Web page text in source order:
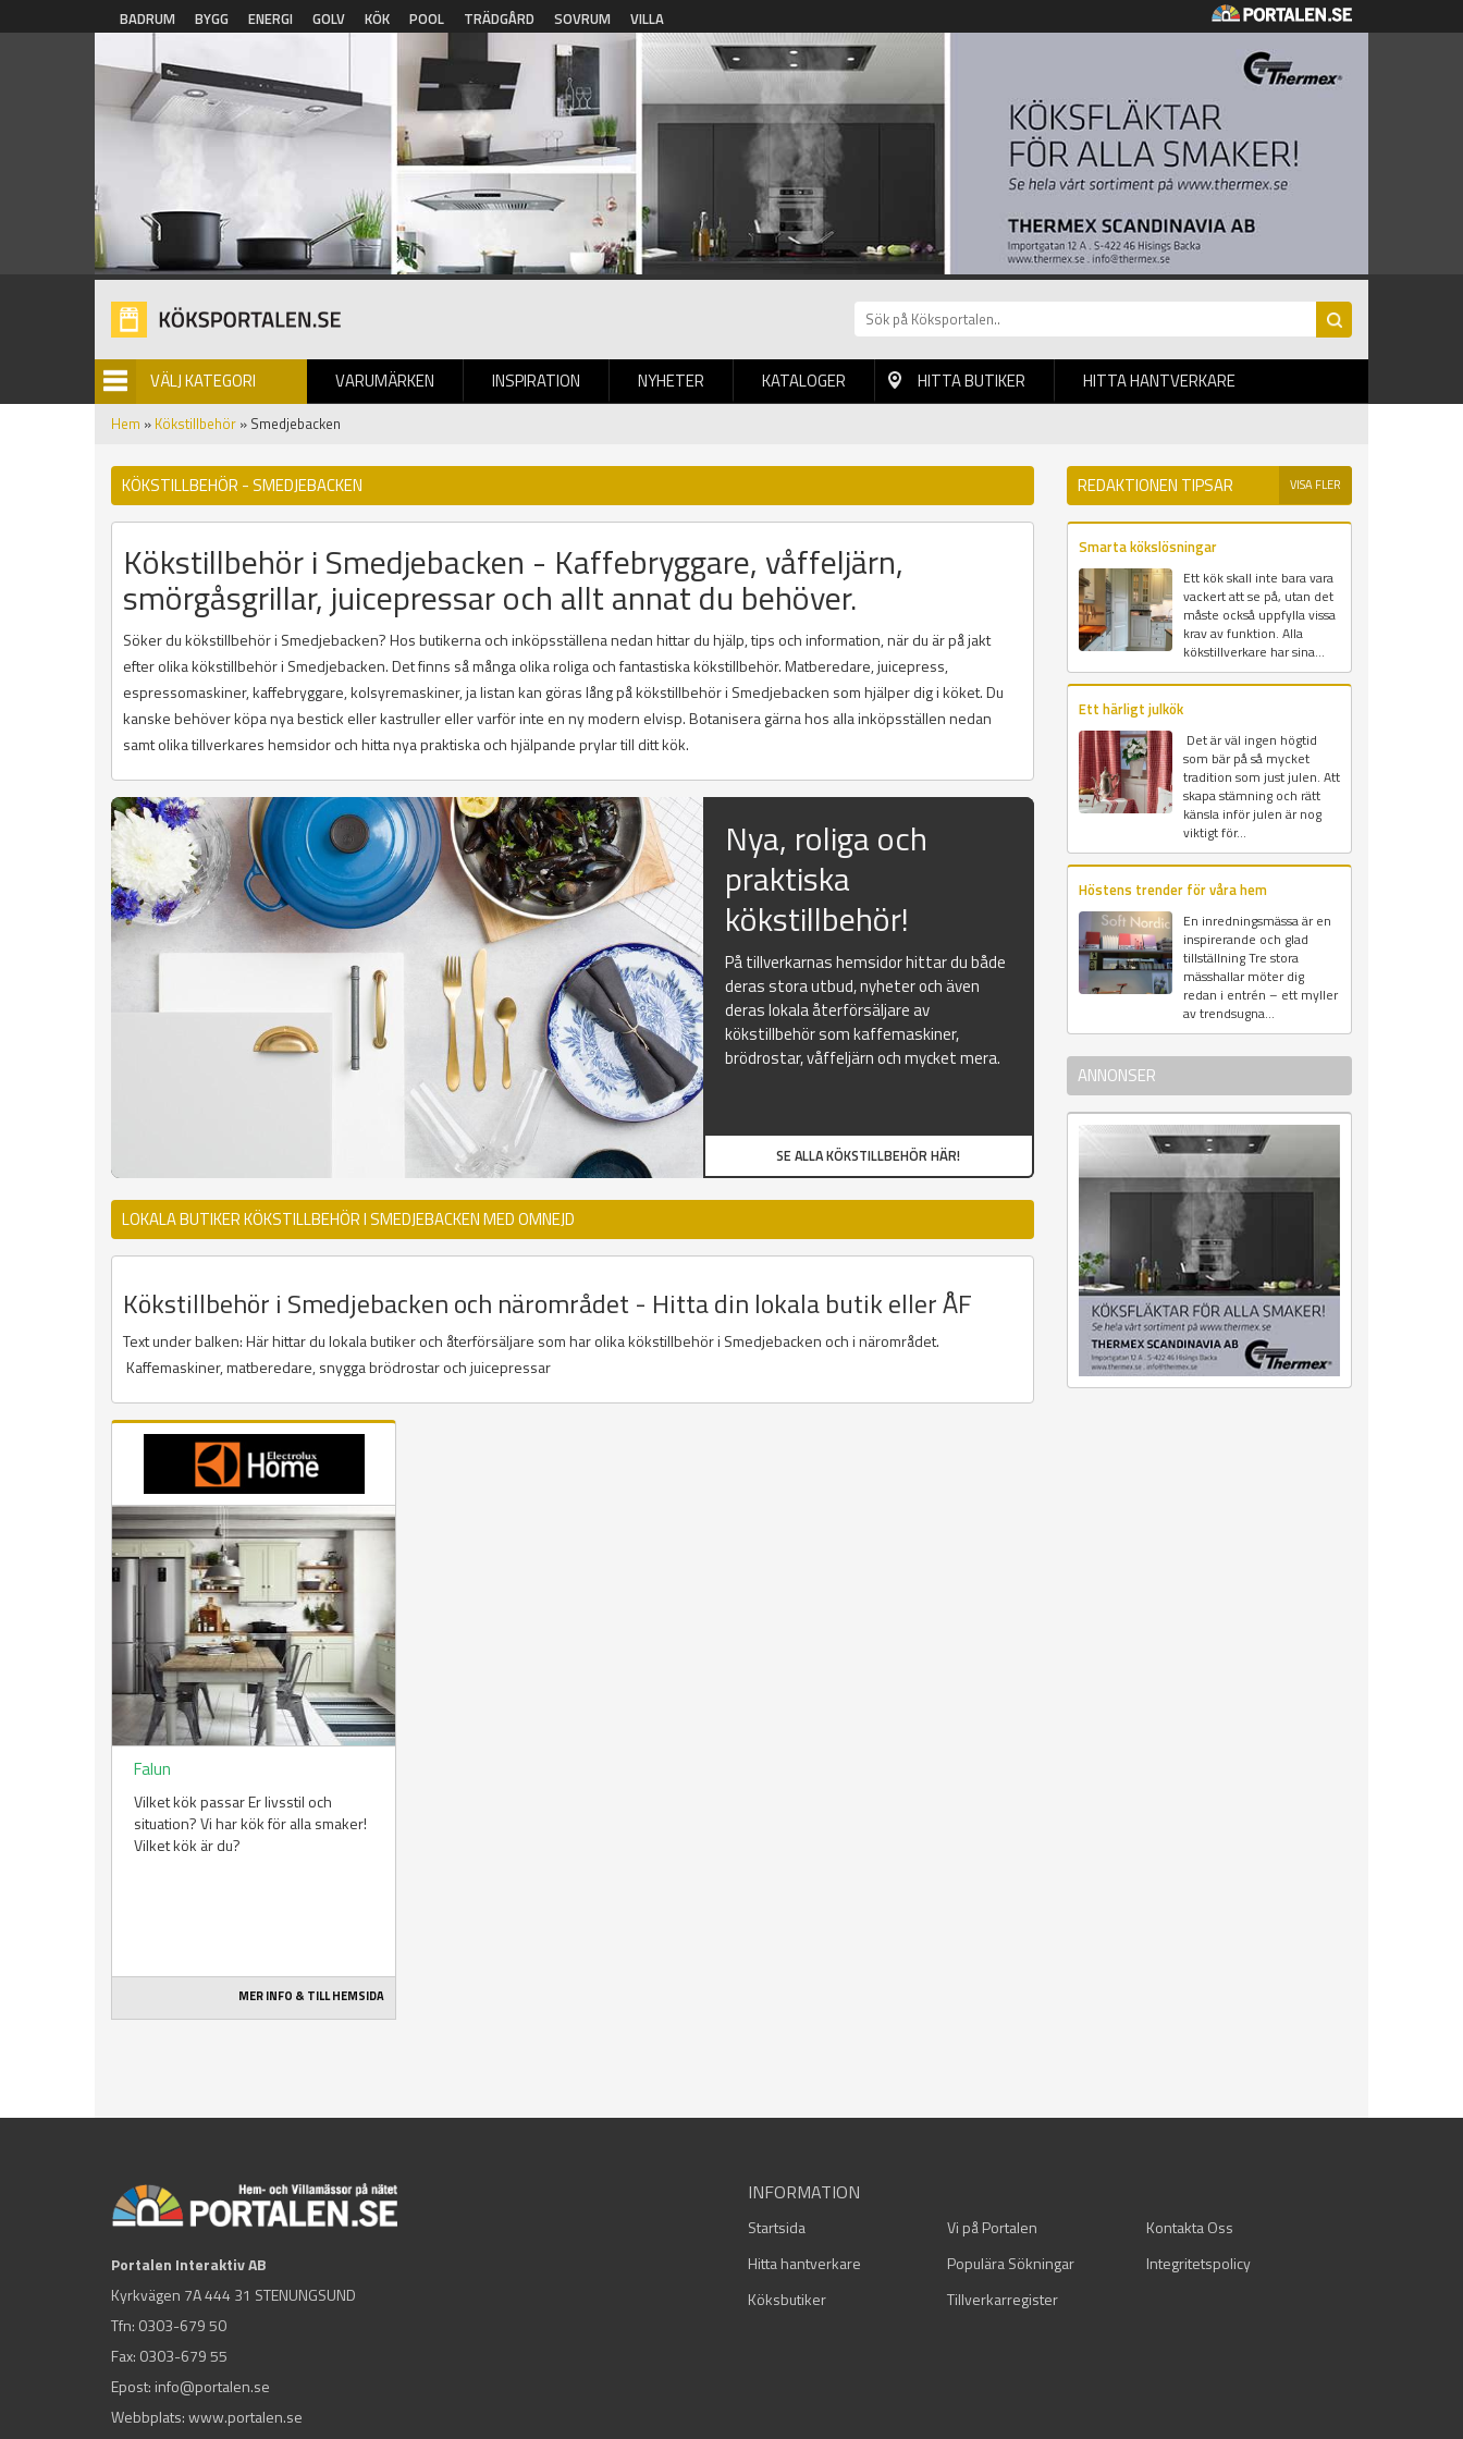
Hoppa till huvudinnehåll
BADRUM BYGG ENERGI GOLV KÖK POOL TRÄDGÅRD SOVRUM VILLA
VÄLJ KATEGORI VARUMÄRKEN INSPIRATION NYHETER
BILDGALLERI KATALOGER HITTA BUTIKER HITTA HANTVERKARE
Hem » Kökstillbehör » Smedjebacken
KÖKSTILLBEHÖR - SMEDJEBACKEN
Kökstillbehör i Smedjebacken - Kaffebryggare, våffeljärn,
smörgåsgrillar, juicepressar och allt annat du behöver.
Söker du kökstillbehör i Smedjebacken? Hos butikerna och inköpsställena nedan hittar du hjälp, tips och information, när du är på jakt
efter olika kökstillbehör i Smedjebacken. Det finns så många olika roliga och fantastiska kökstillbehör. Matberedare, juicepress,
espressomaskiner, kaffebryggare, kolsyremaskiner, ja listan kan göras lång på kökstillbehör i Smedjebacken som hjälper dig i köket. Du
kanske behöver köpa nya bestick eller kastruller eller varför inte en ny modern elvisp. Botanisera gärna hos alla inköpsställen nedan
samt olika tillverkares hemsidor och hitta nya praktiska och hjälpande prylar till ditt kök.
Nya, roliga och
praktiska
kökstillbehör!
På tillverkarnas hemsidor hittar du både
deras stora utbud, nyheter och även
deras lokala återförsäljare av
kökstillbehör som kaffemaskiner,
brödrostar, våffeljärn och mycket mera.
SE ALLA KÖKSTILLBEHÖR HÄR!
LOKALA BUTIKER KÖKSTILLBEHÖR I SMEDJEBACKEN MED OMNEJD
Kökstillbehör i Smedjebacken och närområdet - Hitta din lokala butik eller ÅF
Text under balken: Här hittar du lokala butiker och återförsäljare som har olika kökstillbehör i Smedjebacken och i närområdet.
Kaffemaskiner, matberedare, snygga brödrostar och juicepressar
Falun
Vilket kök passar Er livsstil och
situation? Vi har kök för alla smaker!
Vilket kök är du?
MER INFO & TILL HEMSIDA
REDAKTIONEN TIPSAR VISA FLER
Smarta kökslösningar
Ett kök skall inte bara vara
vackert att se på, utan det
måste också uppfylla vissa
krav av funktion. Alla
kökstillverkare har sina...
Ett härligt julkök
Det är väl ingen högtid
som bär på så mycket
tradition som just julen. Att
skapa stämning och rätt
känsla inför julen är nog
viktigt för...
Höstens trender för våra hem
En inredningsmässa är en
inspirerande och glad
tillställning Tre stora
mässhallar möter dig
redan i entrén – ett myller
av trendsugna...
ANNONSER
Portalen Interaktiv AB
Kyrkvägen 7A 444 31 STENUNGSUND
Tfn: 0303-679 50
Fax: 0303-679 55
Epost: info@portalen.se
Webbplats: www.portalen.se
INFORMATION
Startsida Vi på Portalen
Kontakta Oss
Hitta hantverkare
Populära Sökningar
Integritetspolicy
Köksbutiker
Tillverkarregister